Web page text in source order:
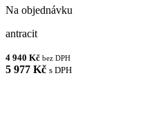
Na objednávku
antracit
4 940 Kč bez DPH
5 977 Kč s DPH